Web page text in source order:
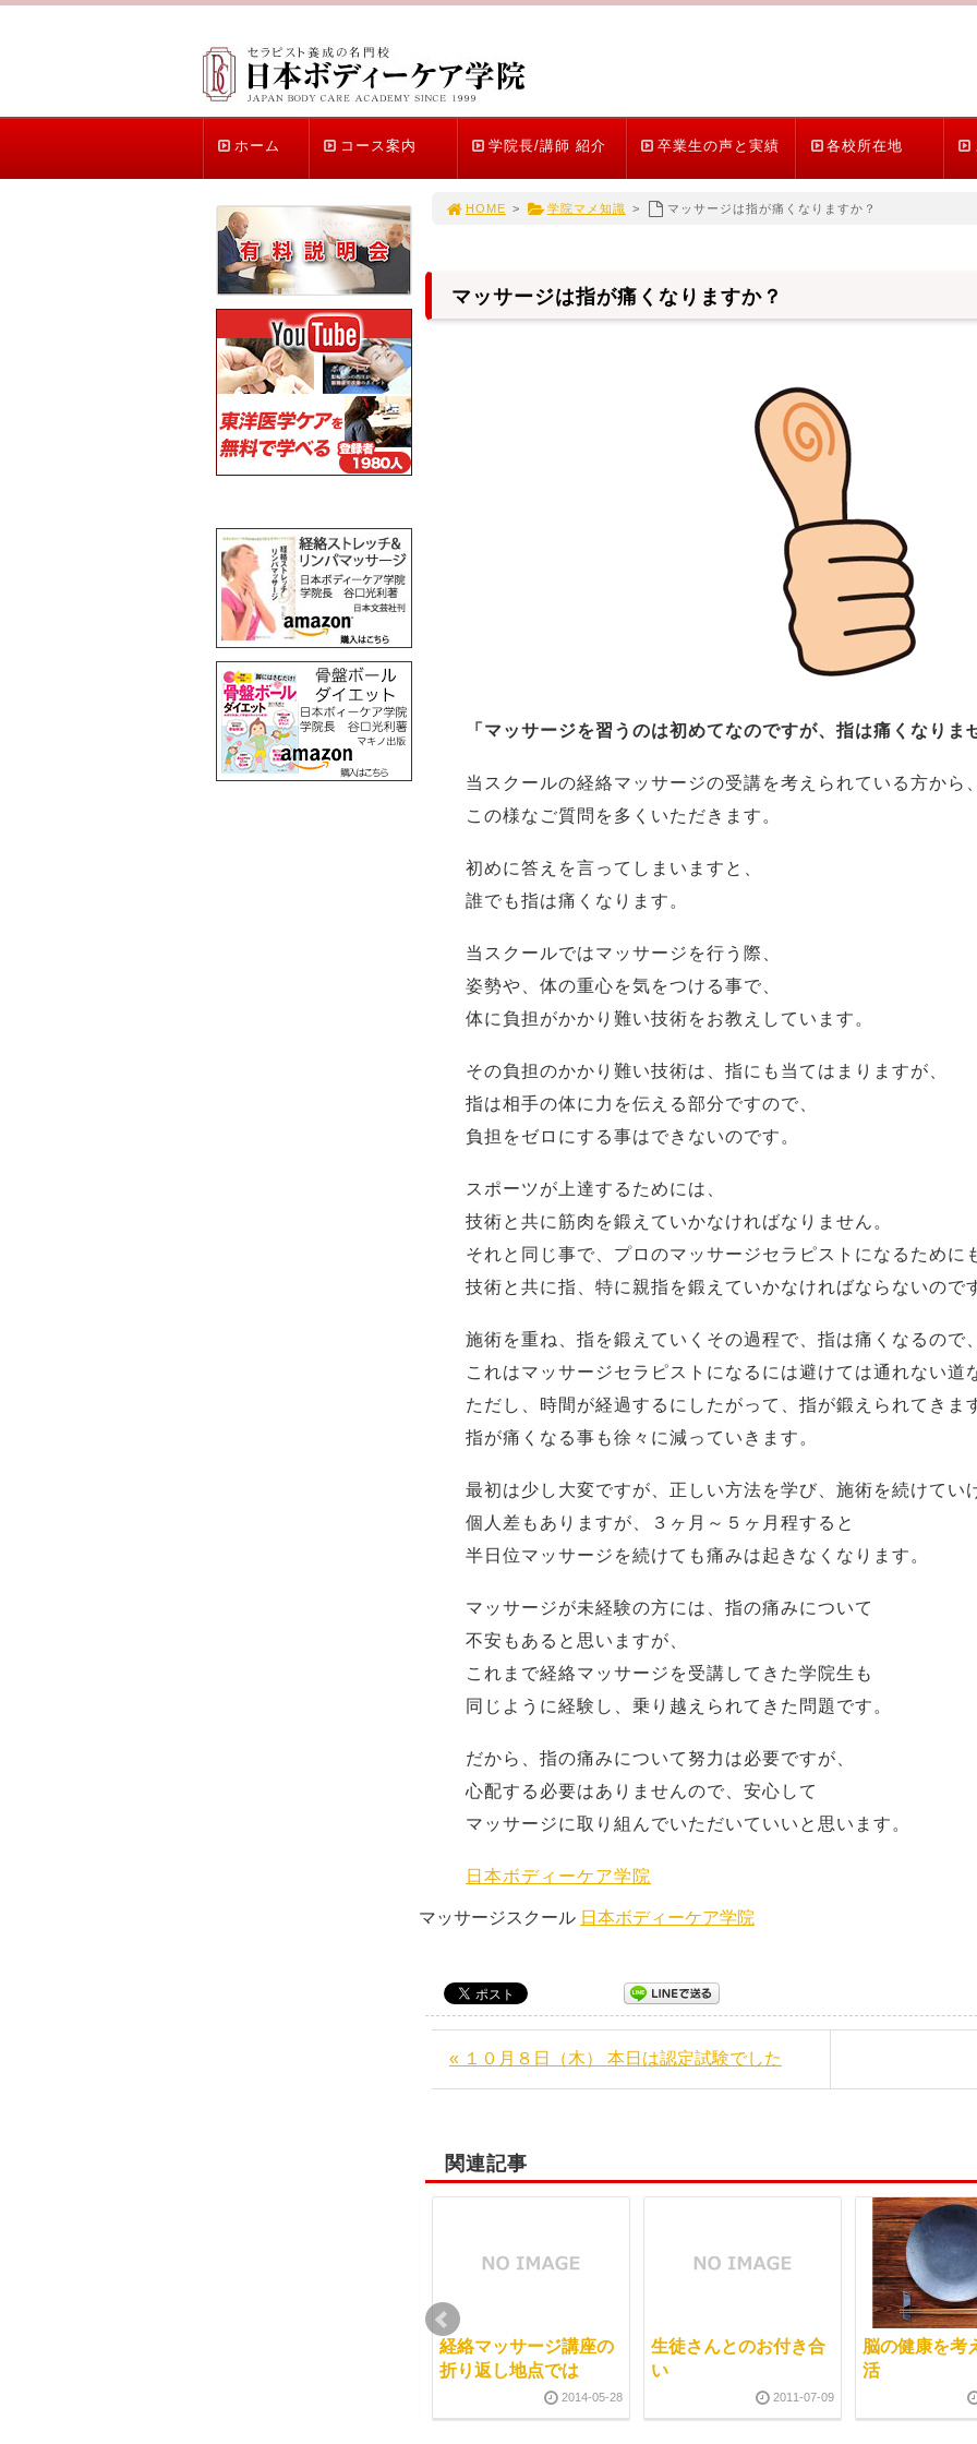
ホーム コース案内 学院長/講師 紹介 卒業生の声と実績 各校所在地
HOME > 学院マメ知識 > マッサージは指が痛くなりますか？
マッサージは指が痛くなりますか？
「マッサージを習うのは初めてなのですが、指は痛くなりま
当スクールの経絡マッサージの受講を考えられている方から
この様なご質問を多くいただきます。
初めに答えを言ってしまいますと、
誰でも指は痛くなります。
当スクールではマッサージを行う際、
姿勢や、体の重心を気をつける事で、
体に負担がかかり難い技術をお教えしています。
その負担のかかり難い技術は、指にも当てはまりますが、
指は相手の体に力を伝える部分ですので、
負担をゼロにする事はできないのです。
スポーツが上達するためには、
技術と共に筋肉を鍛えていかなければなりません。
それと同じ事で、プロのマッサージセラピストになるために
技術と共に指、特に親指を鍛えていかなければならないので
施術を重ね、指を鍛えていくその過程で、指は痛くなるので
これはマッサージセラピストになるには避けては通れない道
ただし、時間が経過するにしたがって、指が鍛えられてきま
指が痛くなる事も徐々に減っていきます。
最初は少し大変ですが、正しい方法を学び、施術を続けてい
個人差もありますが、３ヶ月～５ヶ月程すると
半日位マッサージを続けても痛みは起きなくなります。
マッサージが未経験の方には、指の痛みについて
不安もあると思いますが、
これまで経絡マッサージを受講してきた学院生も
同じように経験し、乗り越えられてきた問題です。
だから、指の痛みについて努力は必要ですが、
心配する必要はありませんので、安心して
マッサージに取り組んでいただいていいと思います。
日本ボディーケア学院
マッサージスクール 日本ボディーケア学院
« １０月８日（木） 本日は認定試験でした
関連記事
経絡マッサージ講座の
折り返し地点では
2014-05-28
生徒さんとのお付き合
い
2011-07-09
脳の健康を考
活